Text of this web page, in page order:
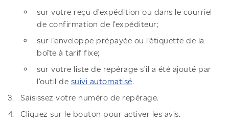
sur votre reçu d’expédition ou dans le courriel
de confirmation de l’expéditeur;
sur l’enveloppe prépayée ou l’étiquette de la
boîte à tarif fixe;
sur votre liste de repérage s’il a été ajouté par
l’outil de suivi automatisé.
Saisissez votre numéro de repérage.
Cliquez sur le bouton pour activer les avis.